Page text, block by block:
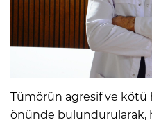
Tümörün agresif ve kötü
önünde bulundurularak,